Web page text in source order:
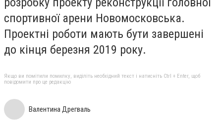
спортивної арени Новомосковська.
Проектні роботи мають бути завершені
до кінця березня 2019 року.
Якщо ви помітили помилку, виділіть необхідний текст і натисніть Ctrl + Enter, щоб
повідомити про це редакцію
Валентина Дрегваль